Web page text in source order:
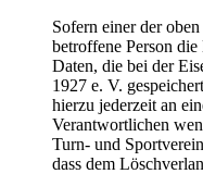
Sofern einer der
betroffene Person
Daten, die bei der
1927 e. V.
hierzu jederzeit an
Verantwortlichen
Turn- und
dass dem